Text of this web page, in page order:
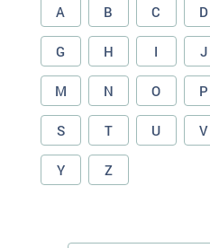
A B C D
G H I J
M N O P
S T U V
Y Z